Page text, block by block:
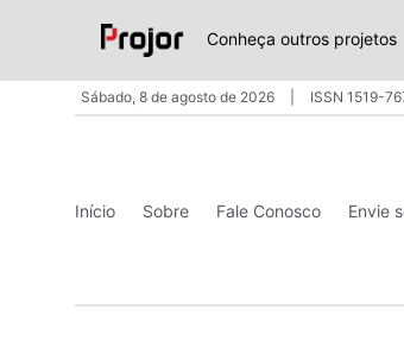
Conheça outros projetos
Sábado, 8 de agosto de 2026 ISSN 1519-
Início Sobre Fale Conosco Envie